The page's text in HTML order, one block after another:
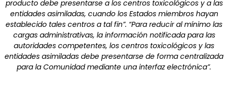
producto debe presentarse a los centros toxicológicos y a las
entidades asimiladas, cuando los Estados miembros hayan
establecido tales centros a tal fin”. “Para reducir al mínimo las
cargas administrativas, la información notificada para las
autoridades competentes, los centros toxicológicos y las
entidades asimiladas debe presentarse de forma centralizada
para la Comunidad mediante una interfaz electrónica”.